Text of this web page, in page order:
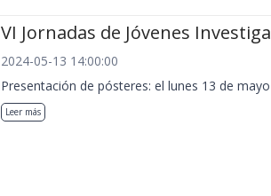
VI Jornadas de Jóvenes
2024-05-13 14:00:00
Presentación de pósteres: el lunes 13 de
Leer más